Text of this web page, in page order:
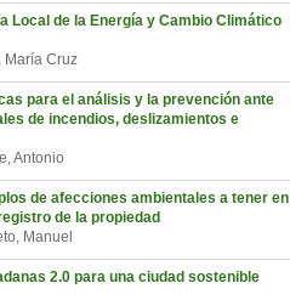
Local de la Energía y Cambio Climático
María Cruz
para el análisis y la prevención ante
de incendios, deslizamientos e
Antonio
de afecciones ambientales a tener en
de la propiedad
Manuel
2.0 para una ciudad sostenible